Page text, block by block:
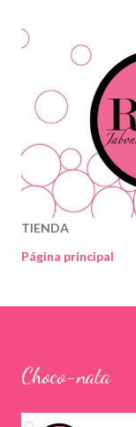
TIENDA
Página principal
Choco-nata